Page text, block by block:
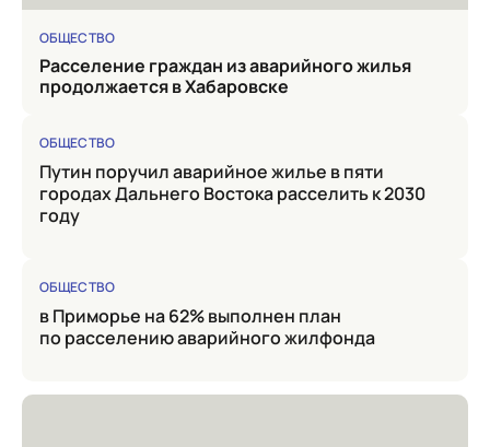
ОБЩЕСТВО
Расселение граждан из аварийного жилья
продолжается в Хабаровске
ОБЩЕСТВО
Путин поручил аварийное жилье в пяти
городах Дальнего Востока расселить к 2030
году
ОБЩЕСТВО
в Приморье на 62% выполнен план
по расселению аварийного жилфонда